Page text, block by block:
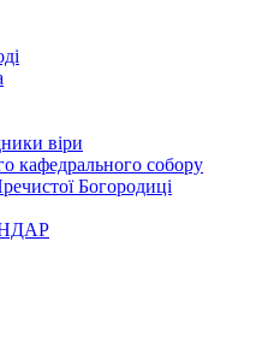
віри
кафедрального собору
Богородиці